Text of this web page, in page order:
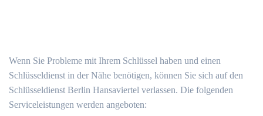
Wenn Sie Probleme mit Ihrem Schlüssel haben und einen
Schlüsseldienst in der Nähe benötigen, können Sie sich auf den
Schlüsseldienst Berlin Hansaviertel verlassen. Die folgenden
Serviceleistungen werden angeboten: